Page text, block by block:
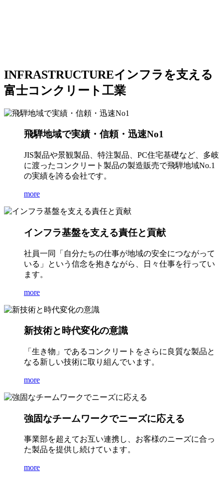
INFRASTRUCTUREインフラを支える
富士コンクリート工業
飛騨地域で実績・信頼・迅速No1
JIS製品や景観製品、特注製品、PC住宅基礎など、多岐
に渡ったコンクリート製品の製造販売で飛騨地域No.1
の実績を誇る会社です。
more
インフラ基盤を支える責任と貢献
社員一同「自分たちの仕事が地域の安全につながって
いる」という信念を抱きながら、日々仕事を行ってい
ます。
more
新技術と時代変化の意識
「生き物」であるコンクリートをさらに良質な製品と
なる新しい技術に取り組んでいます。
more
強固なチームワークでニーズに応える
事業部を超えてお互い連携し、お客様のニーズに合っ
た製品を提供し続けています。
more